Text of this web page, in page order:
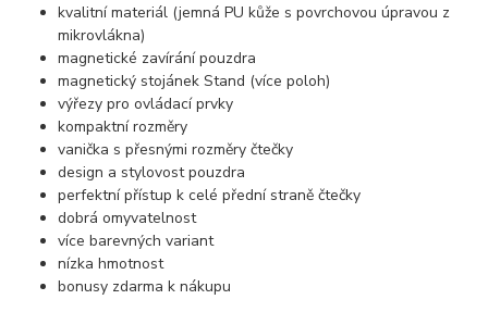
kvalitní materiál (jemná PU kůže s povrchovou úpravou z
mikrovlákna)
magnetické zavírání pouzdra
magnetický stojánek Stand (více poloh)
výřezy pro ovládací prvky
kompaktní rozměry
vanička s přesnými rozměry čtečky
design a stylovost pouzdra
perfektní přístup k celé přední straně čtečky
dobrá omyvatelnost
více barevných variant
nízka hmotnost
bonusy zdarma k nákupu